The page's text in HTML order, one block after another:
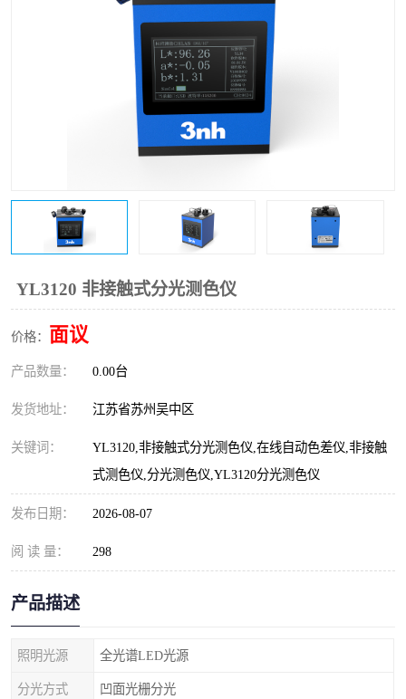
YL3120 非接触式分光测色仪
价格： 面议
产品数量： 0.00台
发货地址： 江苏省苏州吴中区
关键词：
YL3120,非接触式分光测色仪,在线自动色差仪,非接触
式测色仪,分光测色仪,YL3120分光测色仪
发布日期： 2026-08-07
阅 读 量： 298
产品描述
照明光源 全光谱LED光源
分光方式 凹面光栅分光
美能达色差仪维修
校色仪维修
区域测色仪
配色软件
印刷看样台 哈希HACH检测仪
条码扫描仪维修